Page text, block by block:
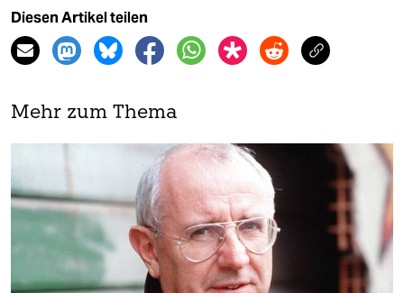
Diesen Artikel teilen
Mehr zum Thema